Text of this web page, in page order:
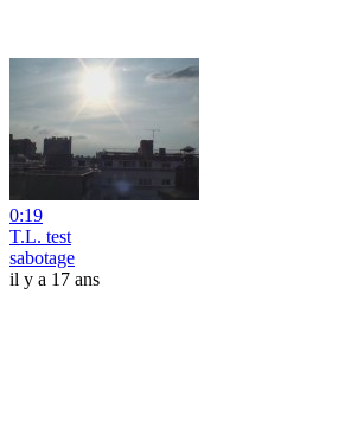
0:19
T.L. test
sabotage
il y a 17 ans